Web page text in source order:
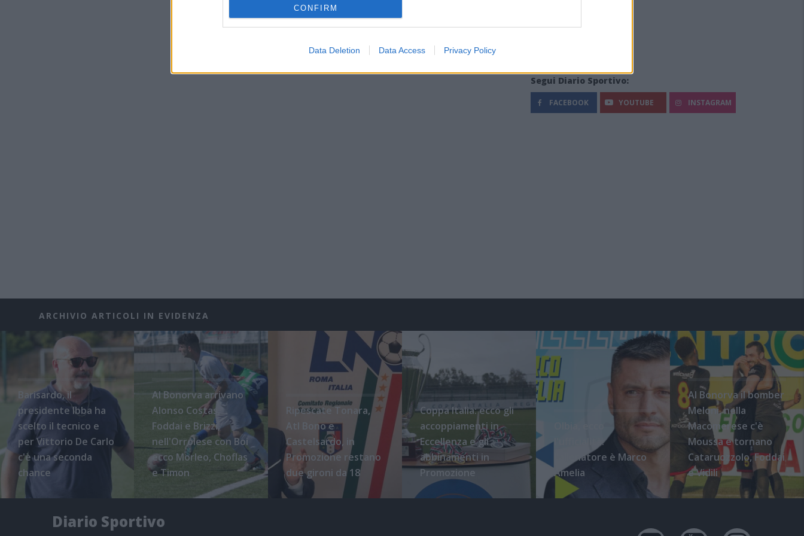
CONFIRM
Data Deletion Data Access Privacy Policy
Segui Diario Sportivo:
FACEBOOK YOUTUBE INSTAGRAM
ARCHIVIO ARTICOLI IN EVIDENZA
Barisardo, il
presidente Ibba ha
scelto il tecnico e
per Vittorio De Carlo
c'è una seconda
chance
Al Bonorva arrivano
Alonso Costas,
Foddai e Brizzi,
nell'Orrolese con Boi
ecco Morleo, Choflas
e Timon
Ripescate Tonara,
Atl Bono e
Castelsardo, in
Promozione restano
due gironi da 18
Coppa Italia: ecco gli
accoppiamenti in
Eccellenza e gli
abbinamenti in
Promozione
l'ufficialità:
l'allenatore è Marco
Amelia
Al Bonorva il bomber
Meloni, nella
Macomerese c'è
Moussa e tornano
Cataruozzolo, Foddai
e Vidili
Diario Sportivo